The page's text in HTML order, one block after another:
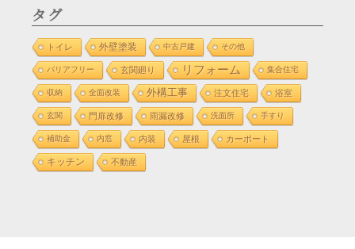
タグ
トイレ 外壁塗装 中古戸建 その他
バリアフリー 玄関廻り リフォーム 集合住宅
収納 全面改装 外構工事 注文住宅 浴室
玄関 門扉改修 雨漏改修 洗面所 手すり
補助金 内窓 内装 屋根 カーポート
キッチン 不動産